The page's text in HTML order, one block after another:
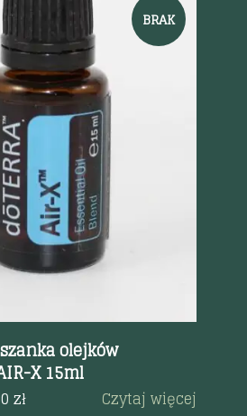
BRAK
olejków
X 15ml
zł Czytaj więcej